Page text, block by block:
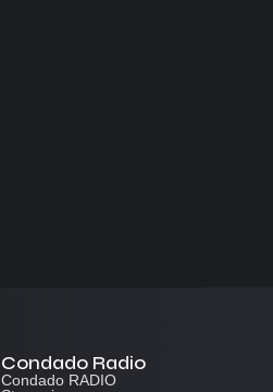
Condado Radio
Condado RADIO